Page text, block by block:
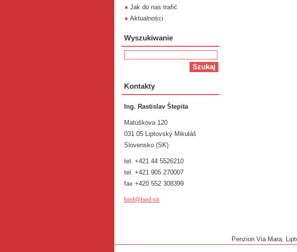
Jak do nas trafić
Aktualności
Wyszukiwanie
Kontakty
Ing. Rastislav Štepita
Matúškova 120
031 05 Liptovský Mikuláš
Slovensko (SK)
tel. +421 44 5526210
tel. +421 905 270007
fax +420 552 308399
bed@bed.sk
Penzion Via Mara,